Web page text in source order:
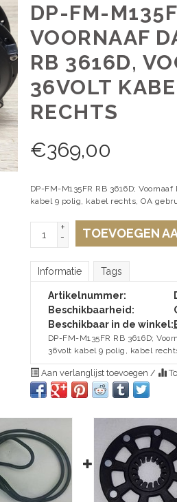
DP-FM-
VOORNAAF
RB 3616D,
36VOLT
RECHTS
€369,00
DP-FM-M135FR RB 3616D;
kabel 9 polig, kabel rechts, OA
+
-
TOEVOEGEN
Informatie Tags
Artikelnummer:
Beschikbaarheid:
Beschikbaar in de winkel:
DP-FM-M135FR RB 3616D;
36volt kabel 9 polig, kabel
Aan verlanglijst toevoegen /